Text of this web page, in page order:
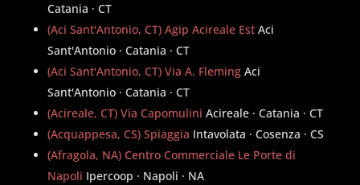
Catania · CT
(Aci Sant'Antonio, CT) Agip Acireale Est Aci
Sant'Antonio · Catania · CT
(Aci Sant'Antonio, CT) Via A. Fleming Aci
Sant'Antonio · Catania · CT
(Acireale, CT) Via Capomulini Acireale · Catania · CT
(Acquappesa, CS) Spiaggia Intavolata · Cosenza · CS
(Afragola, NA) Centro Commerciale Le Porte di
Napoli Ipercoop · Napoli · NA